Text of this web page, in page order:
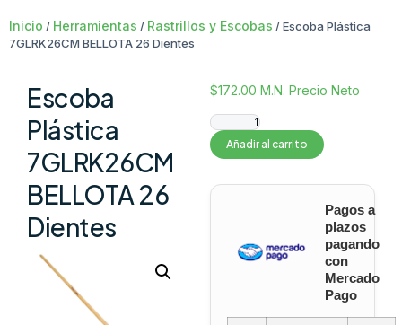
Inicio / Herramientas / Rastrillos y Escobas / Escoba Plástica
7GLRK26CM BELLOTA 26 Dientes
Escoba
Plástica
7GLRK26CM
BELLOTA 26
Dientes
$172.00 M.N. Precio Neto
Añadir al carrito
Pagos a
plazos
pagando
con
Mercado
Pago